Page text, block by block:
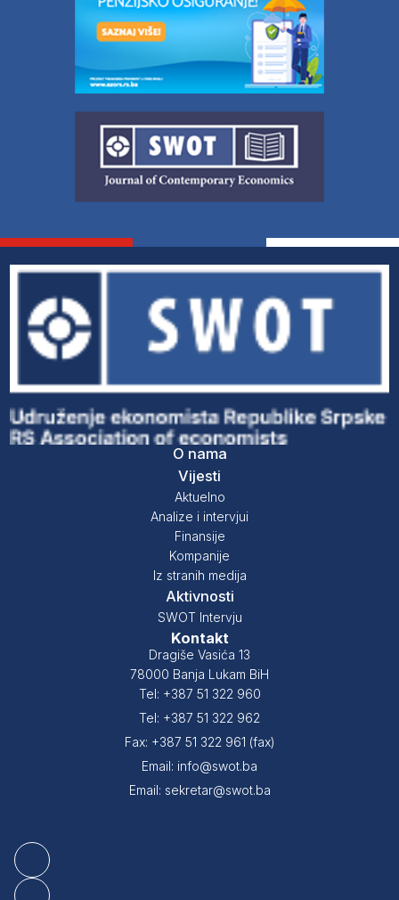
O nama
Vijesti
Aktuelno
Analize i intervjui
Finansije
Kompanije
Iz stranih medija
Aktivnosti
SWOT Intervju
Kontakt
Dragiše Vasića 13
78000 Banja Lukam BiH
Tel: +387 51 322 960
Tel: +387 51 322 962
Fax: +387 51 322 961 (fax)
Email: info@swot.ba
Email: sekretar@swot.ba